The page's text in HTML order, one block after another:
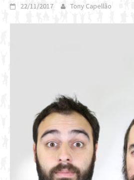
22/11/2017 Tony Capellão